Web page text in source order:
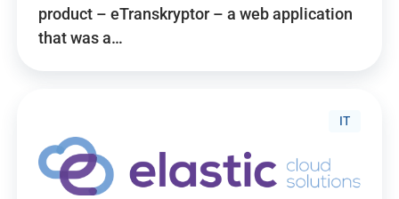
product – eTranskryptor – a web application
that was a…
IT